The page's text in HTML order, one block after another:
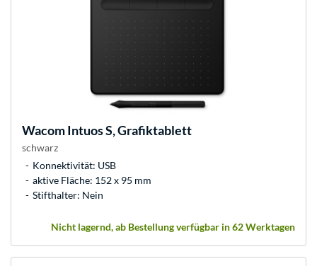
WacomIntuos S, Grafiktablett
schwarz
Konnektivität: USB
aktive Fläche: 152 x 95 mm
Stifthalter: Nein
Nicht lagernd, ab Bestellung verfügbar in 62 Werktagen